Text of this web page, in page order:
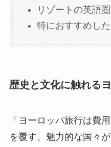
リゾートの英語
特におすすめし
歴史と文化に触れる
「ヨーロッパ旅行は費
を覆す、魅力的な国々